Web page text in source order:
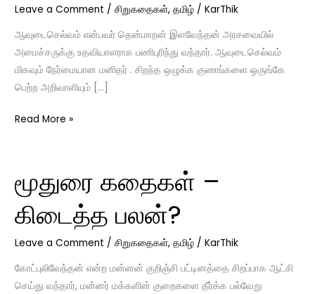
Leave a Comment /சிறுகதைகள்,தமிழ் /KarThik
ஆவுடைசெல்வம் என்பவர் தென்மாறன் இளவேந்தன் அரசவையில்
அமைச்சருக்கு உதவியாளராக பணிபுரிந்து வந்தார். ஆவுடைசெல்வம்
மிகவும் நேர்மையான மனிதர் . சிறந்த ஒழுக்க குணங்களை ஒருங்கே
பெற்ற அறிவாளியும் […]
Read More »
மூதுரை கதைகள் –
கிடைத்த பலன்?
Leave a Comment /சிறுகதைகள்,தமிழ் /KarThik
கோட்புலிவேந்தன் என்ற மன்னன் குறிஞ்சி பட்டினத்தை சிறப்பாக ஆட்சி
செய்து வந்தார், மன்னர் மக்களின் குறைகளை தீர்க்க பல்வேறு
கதைகள்
–
கிடைத்த
பலன்?